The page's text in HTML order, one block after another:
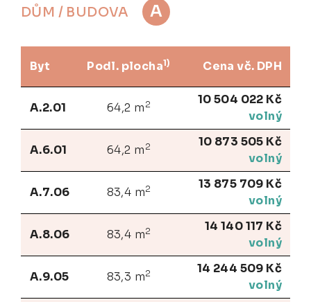
DŮM / BUDOVA A
Byt Podl. plocha1) Cena vč. DPH
A.2.01 64,2 m 2
10 504 022 Kč
volný
A.6.01 64,2 m 2
10 873 505 Kč
volný
A.7.06 83,4 m2
13 875 709 Kč
volný
A.8.06 83,4 m2
14 140 117 Kč
volný
A.9.05 83,3 m2
14 244 509 Kč
volný